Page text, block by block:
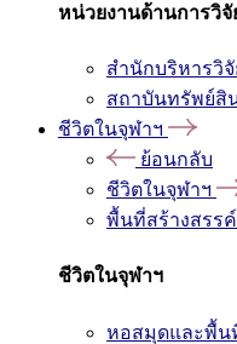
หน่วยงานด้านการวิจั
สำนักบริหารวิจั
สถาบันทรัพย์สิ
ชีวิตในจุฬาฯ
ย้อนกลับ
ชีวิตในจุฬาฯ
พื้นที่สร้างสรรค์
ชีวิตในจุฬาฯ
หอสมุดและพื้น